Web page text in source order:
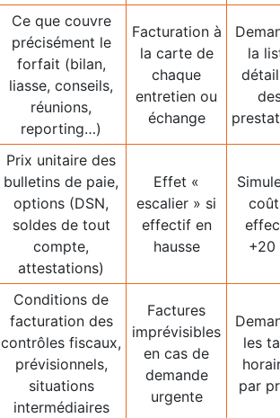
Ce que couvre
précisément le
forfait (bilan,
liasse, conseils,
réunions,
reporting…)
Facturation à
la carte de
chaque
entretien ou
échange
la
Prix unitaire des
bulletins de paie,
options (DSN,
soldes de tout
compte,
attestations)
Effet «
escalier » si
effectif en
hausse
+20
Conditions de
facturation des
contrôles fiscaux,
prévisionnels,
situations
intermédiaires
Factures
imprévisibles
en cas de
demande
urgente
les
par